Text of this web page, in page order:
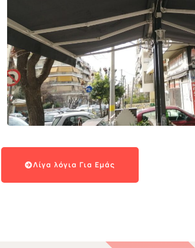
Λίγα λόγια Για Εμάς